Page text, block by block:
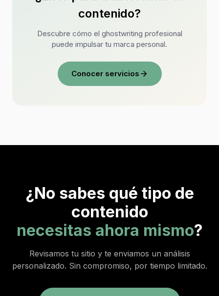
contenido?
Descubre cómo el ghostwriting profesional
puede impulsar tu marca personal.
Conocer servicios
¿No sabes qué tipo de
contenido
necesitas ahora mismo?
Revisamos tu sitio y te enviamos un análisis
personalizado. Sin compromiso, por tiempo limitado.